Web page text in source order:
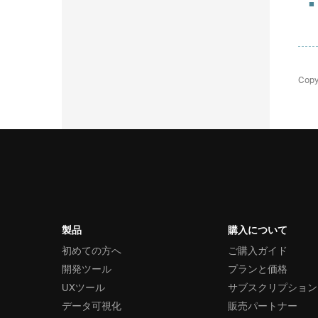
製品
初めての方へ
開発ツール
UXツール
データ可視化
購入について
ご購入ガイド
プランと価格
サブスクリプショ
販売パートナー